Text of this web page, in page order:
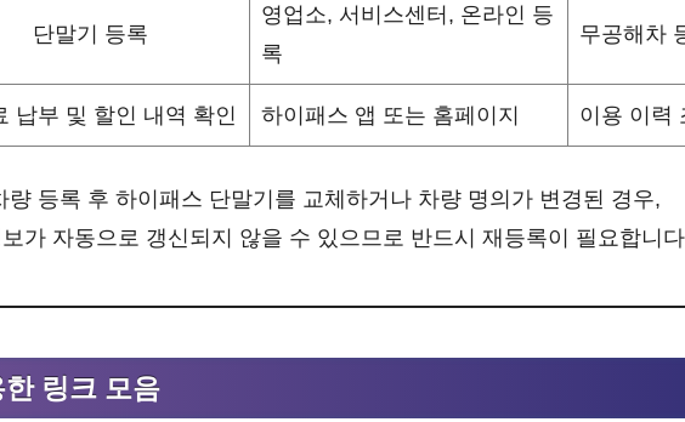
단말기 등록
영업소, 서비스센터, 온라인 등
록
무공해차
납부 및 할인 내역 확인 하이패스 앱 또는 홈페이지 이용 이력
량 등록 후 하이패스 단말기를 교체하거나 차량 명의가 변경된 경우,
가 자동으로 갱신되지 않을 수 있으므로 반드시 재등록이 필요합니
한 링크 모음